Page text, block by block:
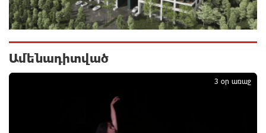
քննարկել են Մերձավոր Արևելքում տիրող
իրավիճակը
11 ժամ առաջ
Մալաթիա-Սեբաստիա վարչական շրջանում
արմատից փտած հերթական ծառն է տապալվել
11 ժամ առաջ
Իրանը և Օմանը պլանավորում են փոխել Հորմուզի
Ամենադիտված
3 օր առաջ
1